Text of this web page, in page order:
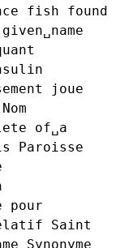
fish
found
given␣name
joue
Nom
of␣a
Paroisse
pour
Saint
Synonyme